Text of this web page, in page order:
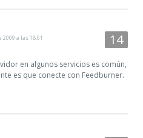
2009 a las 18:01
en algunos servicios es común,
es que conecte con Feedburner.